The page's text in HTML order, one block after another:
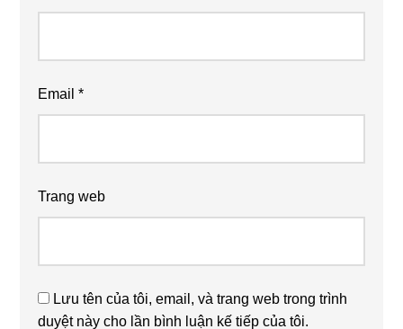
Email*
Trang web
Lưu tên của tôi, email, và trang web trong trình
duyệt này cho lần bình luận kế tiếp của tôi.